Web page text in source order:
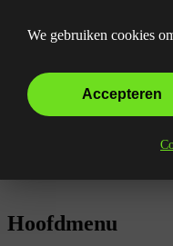
Wat zijn
Hoofdmenu
We gebruiken cookies
Accepteren